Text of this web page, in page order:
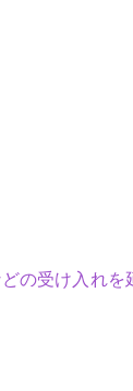
の受け入れ